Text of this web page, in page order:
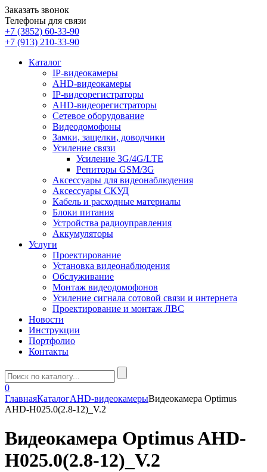
Заказать звонок
Телефоны для связи
+7 (3852) 60-33-90
+7 (913) 210-33-90
Каталог
IP-видеокамеры
AHD-видеокамеры
IP-видеорегистраторы
AHD-видеорегистраторы
Сетевое оборудование
Видеодомофоны
Замки, защелки, доводчики
Усиление связи
Усиление 3G/4G/LTE
Репиторы GSM/3G
Аксессуары для видеонаблюдения
Аксессуары СКУД
Кабель и расходные материалы
Блоки питания
Устройства радиоуправления
Аккумуляторы
Услуги
Проектирование
Установка видеонаблюдения
Обслуживание
Монтаж видеодомофонов
Усиление сигнала сотовой связи и интернета
Проектирование и монтаж ЛВС
Новости
Инструкции
Портфолио
Контакты
0
ГлавнаяКаталогAHD-видеокамерыВидеокамера Optimus
AHD-H025.0(2.8-12)_V.2
Видеокамера Optimus AHD-
H025.0(2.8-12)_V.2